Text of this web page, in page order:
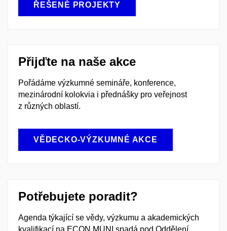
ŘEŠENÉ PROJEKTY
Přijďte na naše akce
Pořádáme výzkumné semináře, konference,
mezinárodní kolokvia i přednášky pro veřejnost
z různých oblastí.
VĚDECKO-VÝZKUMNÉ AKCE
Potřebujete poradit?
Agenda týkající se vědy, výzkumu a akademických
kvalifikací na ECON MUNI spadá pod Oddělení